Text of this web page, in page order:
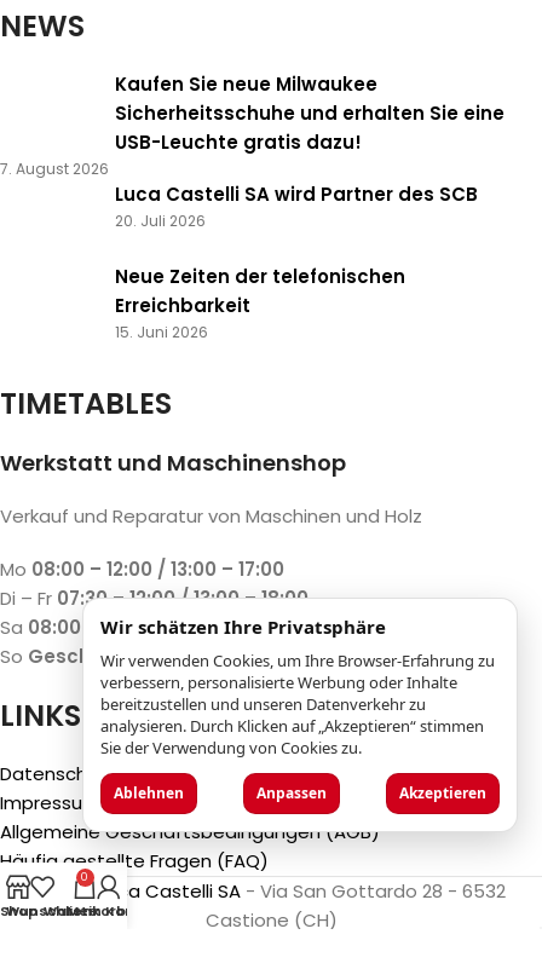
NEWS
Kaufen Sie neue Milwaukee
Sicherheitsschuhe und erhalten Sie eine
USB-Leuchte gratis dazu!
7. August 2026
Luca Castelli SA wird Partner des SCB
20. Juli 2026
Neue Zeiten der telefonischen
Erreichbarkeit
15. Juni 2026
TIMETABLES
Werkstatt und Maschinenshop
Verkauf und Reparatur von Maschinen und Holz
Mo 08:00 – 12:00 / 13:00 – 17:00
Di – Fr 07:30 – 12:00 / 13:00 – 18:00
Sa 08:00 – 12:00 / 13:00 – 17:00
So Geschlossen
LINKS
Datenschutzbestimmungen
Impressum
Allgemeine Geschäftsbedingungen (AGB)
Häufig gestellte Fragen (FAQ)
©2025Luca Castelli SA- Via San Gottardo 28 - 6532
Castione (CH)
Shop
Wunschliste
0
Warenkorb
Mein Konto
Wir schätzen Ihre Privatsphäre
Wir verwenden Cookies, um Ihre Browser-Erfahrung zu
verbessern, personalisierte Werbung oder Inhalte
bereitzustellen und unseren Datenverkehr zu
analysieren. Durch Klicken auf „Akzeptieren“ stimmen
Sie der Verwendung von Cookies zu.
Ablehnen Anpassen Akzeptieren